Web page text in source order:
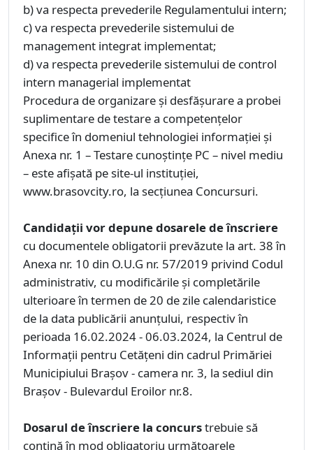
b) va respecta prevederile Regulamentului intern;
c) va respecta prevederile sistemului de
management integrat implementat;
d) va respecta prevederile sistemului de control
intern managerial implementat
Procedura de organizare și desfășurare a probei
suplimentare de testare a competențelor
specifice în domeniul tehnologiei informației și
Anexa nr. 1 – Testare cunoștințe PC – nivel mediu
– este afișată pe site-ul instituției,
www.brasovcity.ro, la secțiunea Concursuri.
Candidaţii vor depune dosarele de înscriere
cu documentele obligatorii prevăzute la art. 38 în
Anexa nr. 10 din O.U.G nr. 57/2019 privind Codul
administrativ, cu modificările şi completările
ulterioare în termen de 20 de zile calendaristice
de la data publicării anunţului, respectiv în
perioada 16.02.2024 - 06.03.2024, la Centrul de
Informaţii pentru Cetăţeni din cadrul Primăriei
Municipiului Braşov - camera nr. 3, la sediul din
Braşov - Bulevardul Eroilor nr.8.
Dosarul de înscriere la concurstrebuie să
conţină în mod obligatoriu următoarele